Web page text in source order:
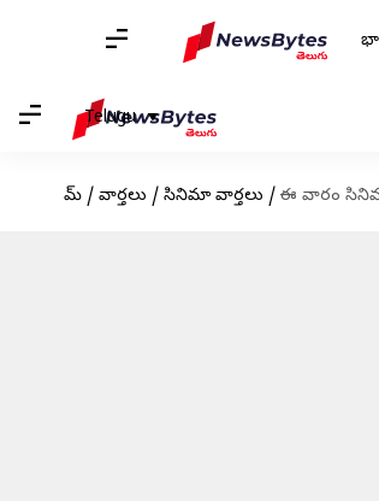
Telugu
హోమ్ / వార్తలు / సినిమా వార్తలు / ఈ వారం